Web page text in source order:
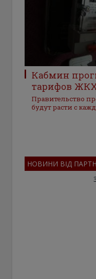
Кабмин
тарифов ЖКХ
Правительство
будут расти с
НОВИНИ ВІД